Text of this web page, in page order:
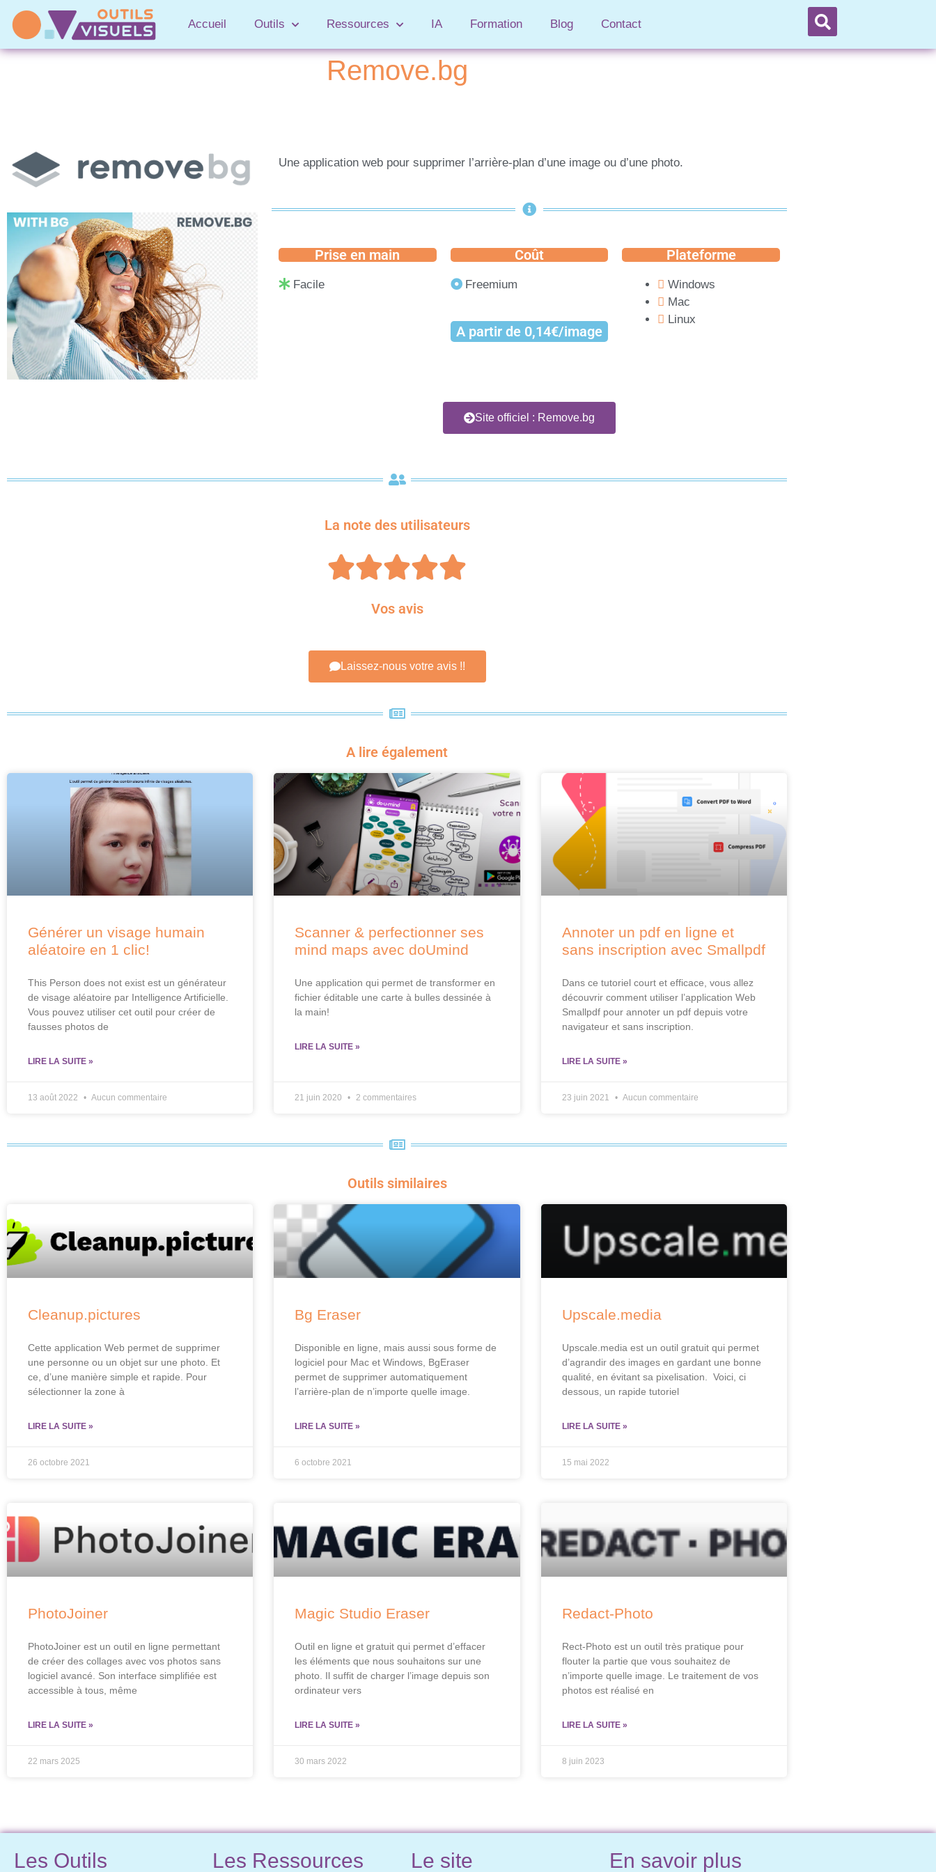
Accueil Outils Ressources IA Formation Blog Contact
Remove.bg
Une application web pour supprimer l’arrière-plan d’une image ou d’une photo.
Prise en main
Facile
Coût
Freemium
A partir de 0,14€/image
Plateforme
Windows
Mac
Linux
Site officiel : Remove.bg
La note des utilisateurs

Vos avis
Laissez-nous votre avis !!
A lire également
Générer un visage humain
aléatoire en 1 clic!
This Person does not exist est un générateur
de visage aléatoire par Intelligence Artificielle.
Vous pouvez utiliser cet outil pour créer de
fausses photos de
LIRE LA SUITE »
13 août 2022 Aucun commentaire
Scanner & perfectionner ses
mind maps avec doUmind
Une application qui permet de transformer en
fichier éditable une carte à bulles dessinée à
la main!
LIRE LA SUITE »
21 juin 2020 2 commentaires
Annoter un pdf en ligne et
sans inscription avec Smallpdf
Dans ce tutoriel court et efficace, vous allez
découvrir comment utiliser l’application Web
Smallpdf pour annoter un pdf depuis votre
navigateur et sans inscription.
LIRE LA SUITE »
23 juin 2021 Aucun commentaire
Outils similaires
Cleanup.pictures
Cette application Web permet de supprimer
une personne ou un objet sur une photo. Et
ce, d’une manière simple et rapide. Pour
sélectionner la zone à
LIRE LA SUITE »
26 octobre 2021
Bg Eraser
Disponible en ligne, mais aussi sous forme de
logiciel pour Mac et Windows, BgEraser
permet de supprimer automatiquement
l’arrière-plan de n’importe quelle image.
LIRE LA SUITE »
6 octobre 2021
Upscale.media
Upscale.media est un outil gratuit qui permet
d’agrandir des images en gardant une bonne
qualité, en évitant sa pixelisation. Voici, ci
dessous, un rapide tutoriel
LIRE LA SUITE »
15 mai 2022
PhotoJoiner
PhotoJoiner est un outil en ligne permettant
de créer des collages avec vos photos sans
logiciel avancé. Son interface simplifiée est
accessible à tous, même
LIRE LA SUITE »
22 mars 2025
Magic Studio Eraser
Outil en ligne et gratuit qui permet d’effacer
les éléments que nous souhaitons sur une
photo. Il suffit de charger l’image depuis son
ordinateur vers
LIRE LA SUITE »
30 mars 2022
Redact-Photo
Rect-Photo est un outil très pratique pour
flouter la partie que vous souhaitez de
n’importe quelle image. Le traitement de vos
photos est réalisé en
LIRE LA SUITE »
8 juin 2023
Les Outils Les Ressources Le site En savoir plus